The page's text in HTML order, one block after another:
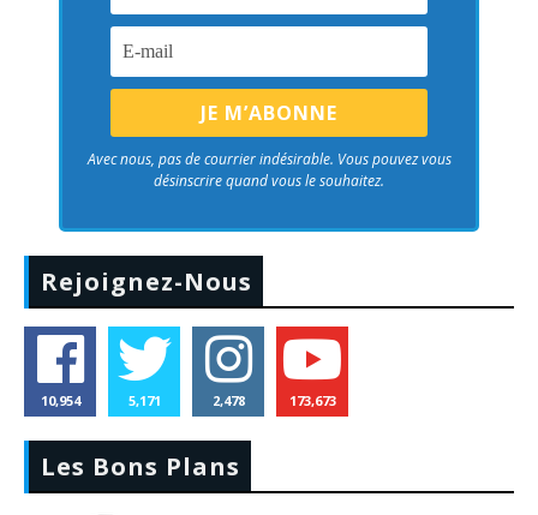
Avec nous, pas de courrier indésirable. Vous pouvez vous
désinscrire quand vous le souhaitez.
Rejoignez-Nous
10,954 5,171 2,478 173,673
Les Bons Plans